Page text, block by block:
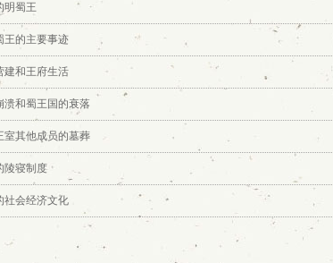
明蜀王
王的主要事迹
建和王府生活
溃和蜀王国的衰落
室其他成员的墓葬
陵寝制度
社会经济文化